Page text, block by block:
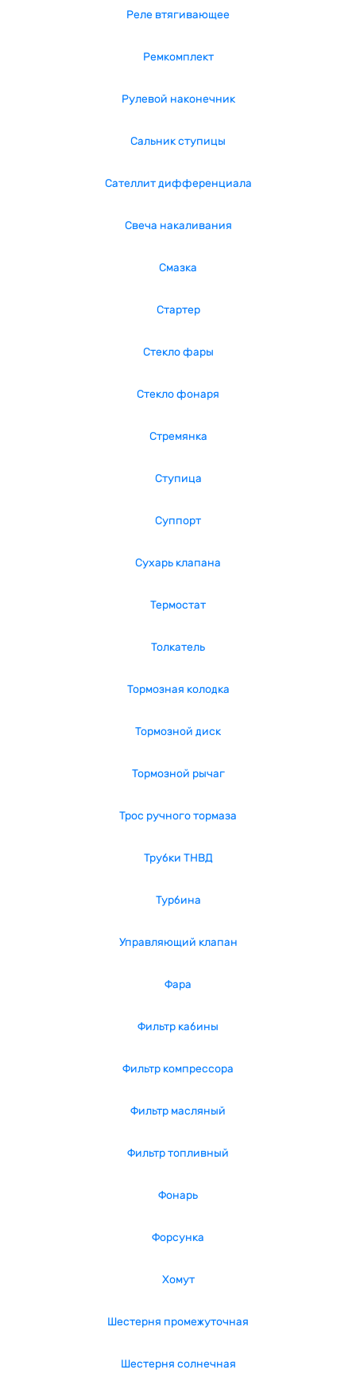
Реле втягивающее
Ремкомплект
Рулевой наконечник
Сальник ступицы
Сателлит дифференциала
Свеча накаливания
Смазка
Стартер
Стекло фары
Стекло фонаря
Стремянка
Ступица
Суппорт
Сухарь клапана
Термостат
Толкатель
Тормозная колодка
Тормозной диск
Тормозной рычаг
Трос ручного тормаза
Трубки ТНВД
Турбина
Управляющий клапан
Фара
Фильтр кабины
Фильтр компрессора
Фильтр масляный
Фильтр топливный
Фонарь
Форсунка
Хомут
Шестерня промежуточная
Шестерня солнечная